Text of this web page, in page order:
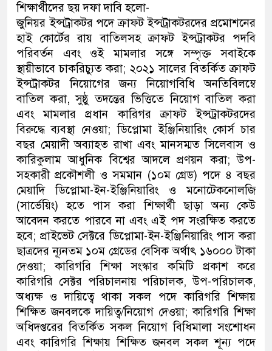
শিক্ষার্থীদের ছয় দফা দাবি হলো-
জুনিয়র ইন্সট্রাকটর পদে ক্রাফট ইন্সট্রাকটরদের প্রমোশনের
হাই কোর্টের রায় বাতিলসহ ক্রাফট ইন্সট্রাকটর পদবি
পরিবর্তন এবং ওই মামলার সঙ্গে সম্পৃক্ত সবাইকে
স্থায়ীভাবে চাকরিচ্যুত করা; ২০২১ সালের বিতর্কিত ক্রাফট
ইন্সট্রাকটর নিয়োগের জন্য নিয়োগবিধি অনতিবিলম্বে
বাতিল করা, সুষ্ঠু তদন্তের ভিত্তিতে নিয়োগ বাতিল করা
এবং মামলার প্রধান কারিগর ক্রাফট ইন্সট্রাকটরদের
বিরুদ্ধে ব্যবস্থা নেওয়া; ডিপ্লোমা ইঞ্জিনিয়ারিং কোর্স চার
বছর মেয়াদী অব্যাহত রাখা এবং মানসম্মত সিলেবাস ও
কারিকুলাম আধুনিক বিশ্বের আদলে প্রণয়ন করা; উপ-
সহকারী প্রকৌশলী ও সমমান (১০ম গ্রেড) পদে ৪ বছর
মেয়াদি ডিপ্লোমা-ইন-ইঞ্জিনিয়ারিং ও মনোটেকনোলজি
(সার্ভেয়িং) হতে পাস করা শিক্ষার্থী ছাড়া অন্য কেউ
আবেদন করতে পারবে না এবং এই পদ সংরক্ষিত করতে
হবে; প্রাইভেট সেক্টরে ডিপ্লোমা-ইন-ইঞ্জিনিয়ারিং পাস করা
ছাত্রদের ন্যূনতম ১০ম গ্রেডের বেসিক অর্থাৎ ১৬০০০ টাকা
দেওয়া; কারিগরি শিক্ষা সংস্কার কমিটি প্রকাশ করে
কারিগরি সেক্টর পরিচালনায় পরিচালক, উপ-পরিচালক,
অধ্যক্ষ ও দায়িত্বে থাকা সকল পদে কারিগরি শিক্ষায়
শিক্ষিত জনবলকে দায়িত্ব/নিয়োগ দেওয়া; কারিগরি শিক্ষা
অধিদপ্তরের বিতর্কিত সকল নিয়োগ বিধিমালা সংশোধন
এবং কারিগরি শিক্ষায় শিক্ষিত জনবল সকল শূন্য পদে